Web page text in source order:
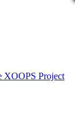
XOOPS Project